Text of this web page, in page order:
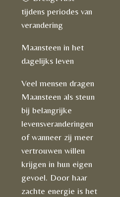
tijdens periodes van
verandering
Maansteen in het
dagelijks leven
Veel mensen dragen
Maansteen als steun
bij belangrijke
levensveranderingen
of wanneer zij meer
vertrouwen willen
krijgen in hun eigen
gevoel. Door haar
zachte energie is het